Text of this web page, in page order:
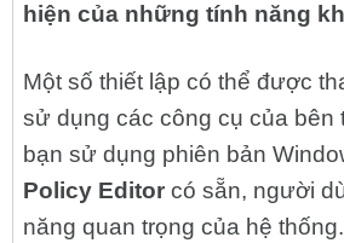
hiện của những tính năng
Một số thiết lập có thể được
sử dụng các công cụ của
bạn sử dụng phiên bản
Policy Editor có sẵn, người
năng quan trọng của hệ thống.